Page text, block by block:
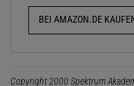
BEI AMAZON.DE
Copyright 2000 Spektrum